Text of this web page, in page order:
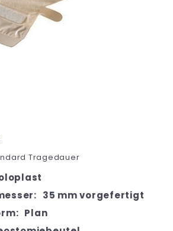
Tragedauer
35 mm vorgefertigt
Plan